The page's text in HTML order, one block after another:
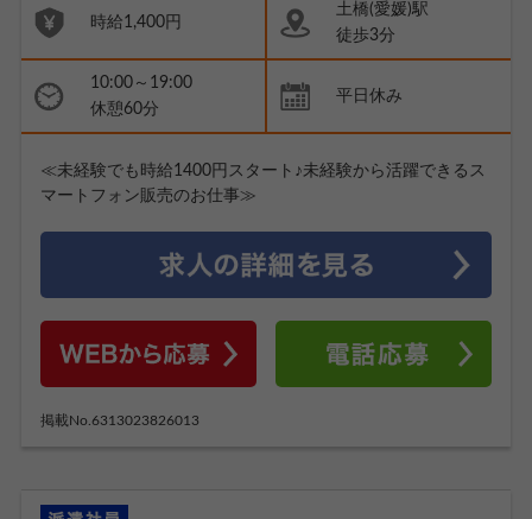
時給1,400円
土橋(愛媛)駅
徒歩3分
10:00～19:00
休憩60分
平日休み
≪未経験でも時給1400円スタート♪未経験から活躍できるス
マートフォン販売のお仕事≫
掲載No.6313023826013